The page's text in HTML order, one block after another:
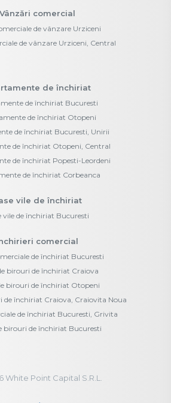
Vânzări comercial
de vânzare Urziceni
de vânzare Urziceni, Central
de închiriat
de închiriat Bucuresti
de închiriat Otopeni
de închiriat Bucuresti, Unirii
de închiriat Otopeni, Central
de închiriat Popesti-Leordeni
de închiriat Corbeanca
vile de închiriat
vile de închiriat Bucuresti
comercial
de închiriat Bucuresti
birouri de închiriat Craiova
birouri de închiriat Otopeni
de închiriat Craiova, Craiovita Noua
de închiriat Bucuresti, Grivita
birouri de închiriat Bucuresti
White Point Capital S.R.L.